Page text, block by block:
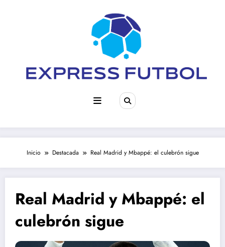
Inicio Destacada Real Madrid y Mbappé: el culebrón sigue
Real Madrid y Mbappé: el
culebrón sigue